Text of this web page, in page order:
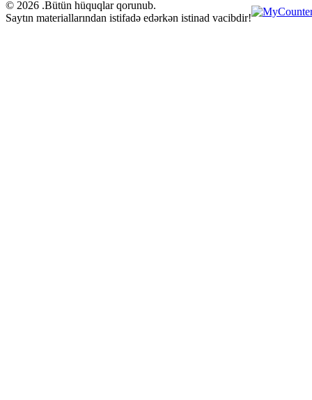
© 2026 .Bütün hüquqlar qorunub.
Saytın materiallarından istifadə edərkən istinad vacibdir!